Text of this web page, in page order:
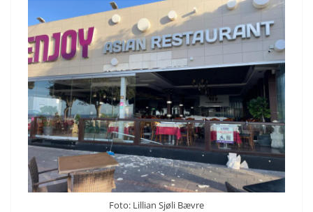
Foto: Lillian Sjøli Bævre